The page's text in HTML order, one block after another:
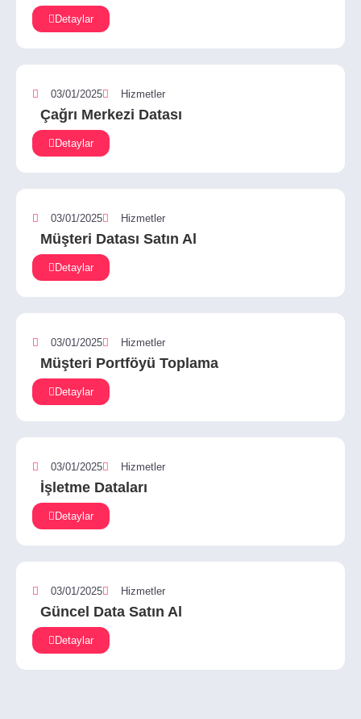
Detaylar
03/01/2025 Hizmetler
Çağrı Merkezi Datası
Detaylar
03/01/2025 Hizmetler
Müşteri Datası Satın Al
Detaylar
03/01/2025 Hizmetler
Müşteri Portföyü Toplama
Detaylar
03/01/2025 Hizmetler
İşletme Dataları
Detaylar
03/01/2025 Hizmetler
Güncel Data Satın Al
Detaylar